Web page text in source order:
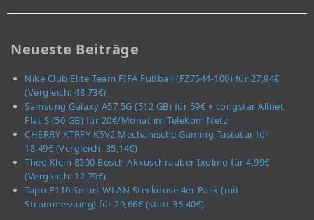
Neueste Beiträge
Nike Club Elite Team FIFA Fußball (FZ7544-100) für 27,94€
(Vergleich: 48,73€)
Samsung Galaxy A57 5G (512 GB) für 59€ + congstar Allnet
Flat S (50 GB) für 20€/Monat im Telekom Netz
CHERRY XTRFY K5V2 Mechanische Gaming-Tastatur für
18,49€ (Vergleich: 35,14€)
Theo Klein 8300 Bosch Akkuschrauber Ixolino für 4,99€
(Vergleich: 12,79€)
Tapo P110 Smart WLAN Steckdose 4er Pack (mit
Strommessung) für 29,66€ (statt 36,40€)